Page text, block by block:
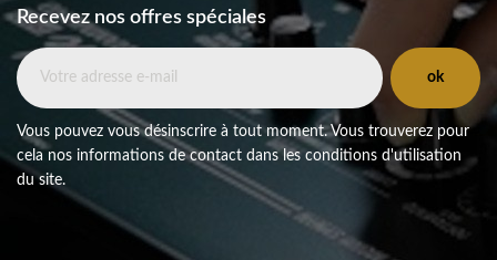
Recevez nos offres spéciales
Vous pouvez vous désinscrire à tout moment. Vous trouverez pour
cela nos informations de contact dans les conditions d'utilisation
du site.